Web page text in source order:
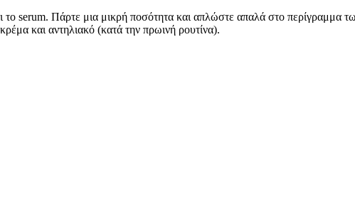
serum. Πάρτε μια μικρή ποσότητα και απλώστε απαλά στο περίγραμμα
και αντηλιακό (κατά την πρωινή ρουτίνα).